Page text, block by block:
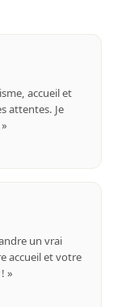
accueil et
attentes. Je
un vrai
accueil et votre
»